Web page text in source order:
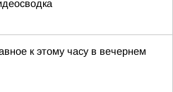
к этому часу в вечернем